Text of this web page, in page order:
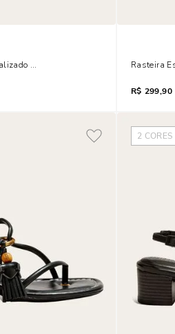
Entrelaçado Bico Fino Salto Baixo
Rasteira
R$ 299,90
2 CORES